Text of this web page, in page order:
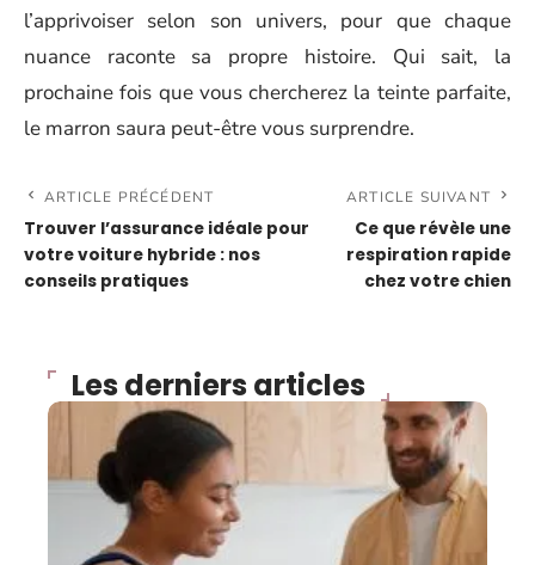
l’apprivoiser selon son univers, pour que chaque
nuance raconte sa propre histoire. Qui sait, la
prochaine fois que vous chercherez la teinte parfaite,
le marron saura peut-être vous surprendre.
ARTICLE PRÉCÉDENT
Trouver l’assurance idéale pour
votre voiture hybride : nos
conseils pratiques
ARTICLE SUIVANT
Ce que révèle une
respiration rapide
chez votre chien
Les derniers articles